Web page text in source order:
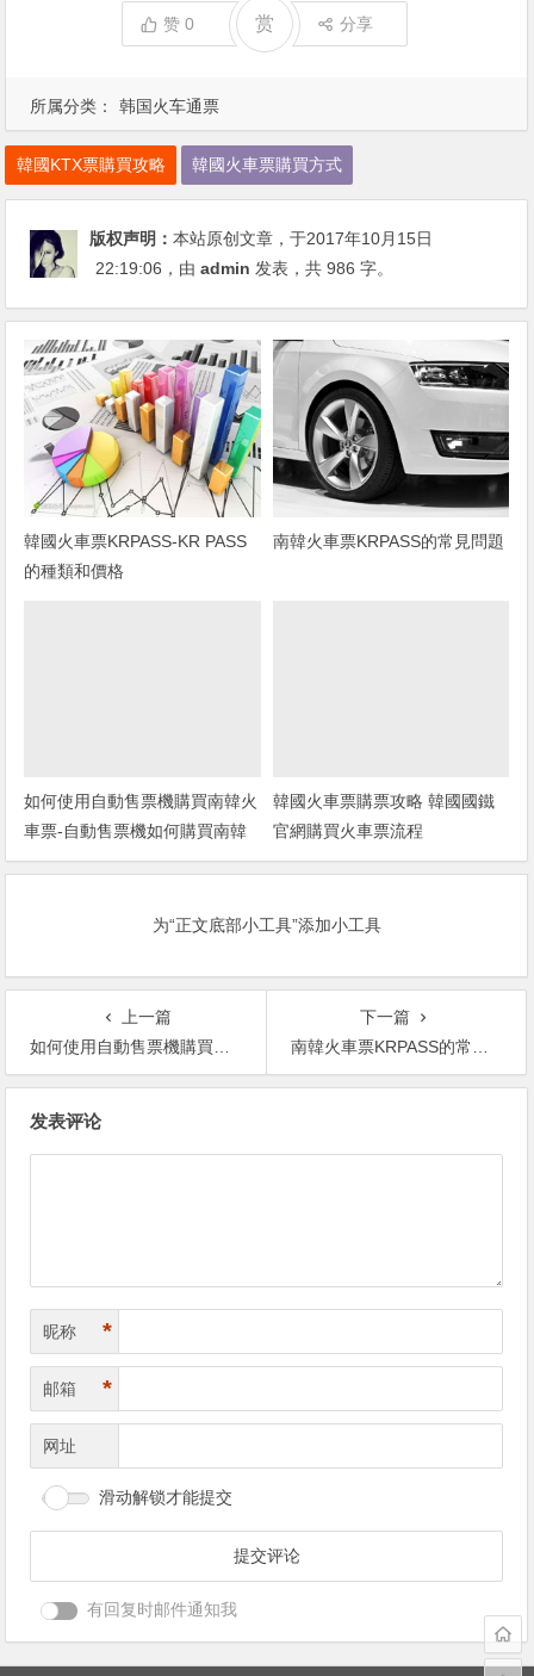
所属分类： 韩国火车通票
赞0 赏 分享
韓國KTX票購買攻略 韓國火車票購買方式
版权声明：本站原创文章，于2017年10月15日
22:19:06 ，由admin 发表，共 986 字。
韓國火車票KRPASS-KR PASS
的種類和價格
南韓火車票KRPASS的常見問題
如何使用自動售票機購買南韓火
車票-自動售票機如何購買南韓
火車票
韓國火車票購票攻略 韓國國鐵
官網購買火車票流程
为“正文底部小工具”添加小工具
上一篇
如何使用自動售票機購買南韓火車票-自動售票機如何購買南韓火車票
下一篇
南韓火車票KRPASS的常見問題
发表评论
昵称 *
邮箱 *
网址
滑动解锁才能提交
有回复时邮件通知我